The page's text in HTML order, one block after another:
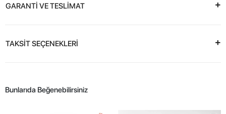
GARANTİ VE TESLİMAT
TAKSİT SEÇENEKLERİ
Bunlarıda Beğenebilirsiniz